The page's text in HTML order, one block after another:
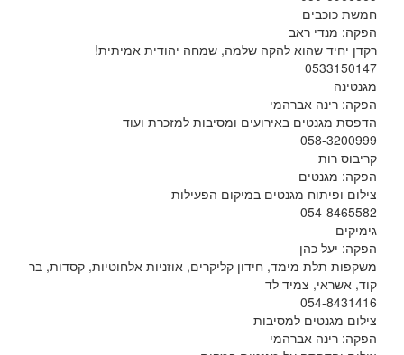
חמשת כוכבים
הפקה: מנדי ראב
רקדן יחיד שהוא להקה שלמה, שמחה יהודית אמיתית!
0533150147
מגנטינה
הפקה: רינה אברהמי
הדפסת מגנטים באירועים ומסיבות למזכרת ועוד
058-3200999
קריבוס רות
הפקה: מגנטים
צילום ופיתוח מגנטים במיקום הפעילות
054-8465582
גימיקים
הפקה: יעל כהן
משקפות תלת מימד, חידון קליקרים, אוזניות אלחוטיות, קסדות, בר
קוד, אשראי, צמיד לד
054-8431416
צילום מגנטים למסיבות
הפקה: רינה אברהמי